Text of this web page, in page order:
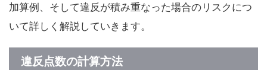
加算例、そして違反が積み重なった場合のリスクにつ
いて詳しく解説していきます。
違反点数の計算方法